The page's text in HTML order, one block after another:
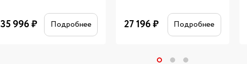
35 996₽ Подробнее 27 196₽ Подробнее